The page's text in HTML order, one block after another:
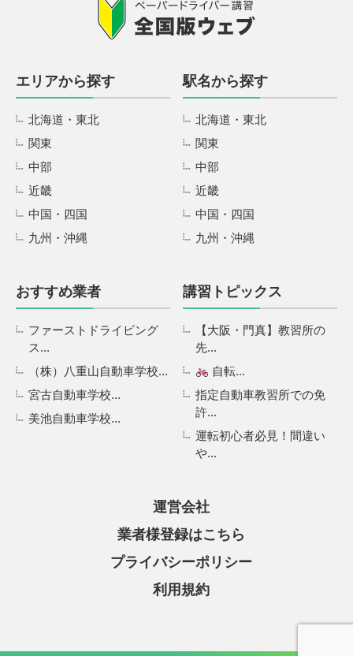
エリアから探す
北海道・東北
関東
中部
近畿
中国・四国
九州・沖縄
駅名から探す
北海道・東北
関東
中部
近畿
中国・四国
九州・沖縄
おすすめ業者
ファーストドライビング
ス...
（株）八重山自動車学校...
宮古自動車学校...
美池自動車学校...
講習トピックス
【大阪・門真】教習所の
先...
自転...
指定自動車教習所での免
許...
運転初心者必見！間違い
や...
運営会社
業者様登録はこちら
プライバシーポリシー
利用規約